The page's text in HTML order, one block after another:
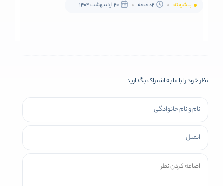
پیشرفته 2دقیقه 20 اردیبهشت 1404
نظر خود را با ما به اشتراک بگذارید